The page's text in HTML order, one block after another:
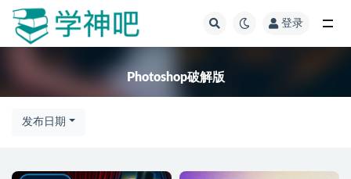
登录
Photoshop破解版
发布日期